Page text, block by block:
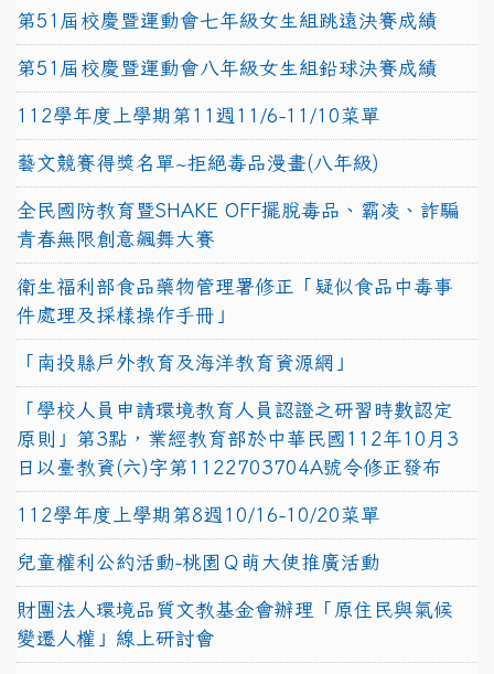
第51屆校慶暨運動會七年級女生組跳遠決賽成績
第51屆校慶暨運動會八年級女生組鉛球決賽成績
112學年度上學期第11週11/6-11/10菜單
藝文競賽得獎名單~拒絕毒品漫畫(八年級)
全民國防教育暨SHAKE OFF擺脫毒品、霸凌、詐騙
青春無限創意飆舞大賽
衛生福利部食品藥物管理署修正「疑似食品中毒事
件處理及採樣操作手冊」
「南投縣戶外教育及海洋教育資源網」
「學校人員申請環境教育人員認證之研習時數認定
原則」第3點，業經教育部於中華民國112年10月3
日以臺教資(六)字第1122703704A號令修正發布
112學年度上學期第8週10/16-10/20菜單
兒童權利公約活動-桃園Ｑ萌大使推廣活動
財團法人環境品質文教基金會辦理「原住民與氣候
變遷人權」線上研討會